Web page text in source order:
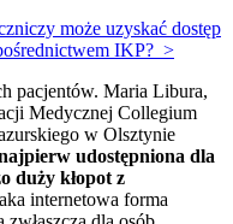
może uzyskać dostęp
IKP? >
pacjentów. Maria Libura,
Medycznej Collegium
w Olsztynie
udostępniona dla
duży kłopot z
internetowa forma